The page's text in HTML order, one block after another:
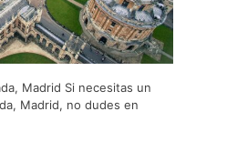
Madrid Si necesitas un
Madrid, no dudes en